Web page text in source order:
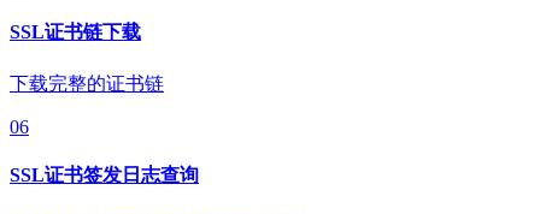
SSL证书链下载
下载完整的证书链
06
SSL证书签发日志查询